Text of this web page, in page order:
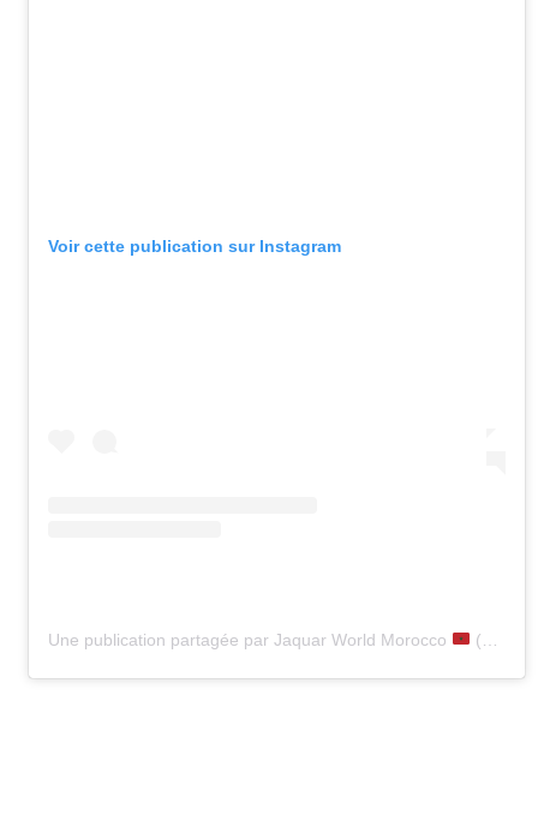
Voir cette publication sur Instagram
Une publication partagée par Jaquar World Morocco (@jaquarworldmorocco)